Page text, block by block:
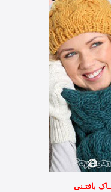
بافتـنی